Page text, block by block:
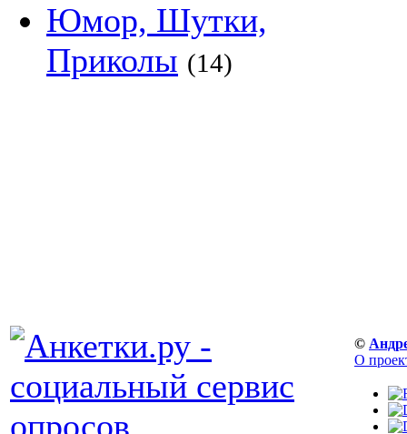
Юмор, Шутки,
Приколы (14)
©
О